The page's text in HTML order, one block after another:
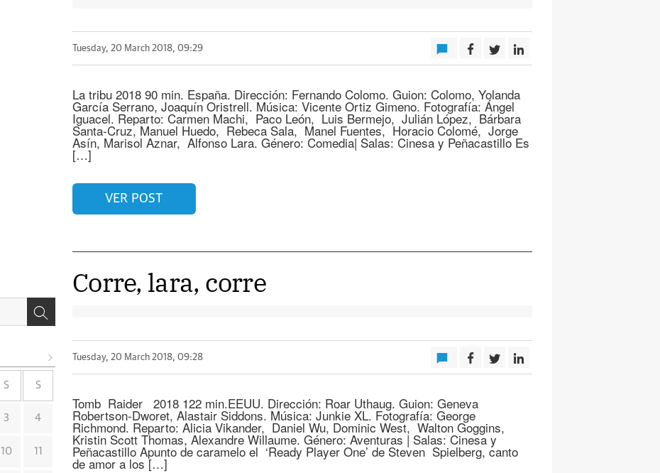
Tuesday, 20 March 2018, 09:29
La tribu 2018 90 min. España. Dirección: Fernando Colomo. Guion: Colomo, Yolanda
García Serrano, Joaquín Oristrell. Música: Vicente Ortiz Gimeno. Fotografía: Ángel
Iguacel. Reparto: Carmen Machi, Paco León, Luis Bermejo, Julián López, Bárbara
Santa-Cruz, Manuel Huedo, Rebeca Sala, Manel Fuentes, Horacio Colomé, Jorge
Asín, Marisol Aznar, Alfonso Lara. Género: Comedia| Salas: Cinesa y Peñacastillo Es
[…]
VER POST
Corre, lara, corre
Tuesday, 20 March 2018, 09:28
Tomb Raider 2018 122 min.EEUU. Dirección: Roar Uthaug. Guion: Geneva
Robertson-Dworet, Alastair Siddons. Música: Junkie XL. Fotografía: George
Richmond. Reparto: Alicia Vikander, Daniel Wu, Dominic West, Walton Goggins,
Kristin Scott Thomas, Alexandre Willaume. Género: Aventuras | Salas: Cinesa y
Peñacastillo Apunto de caramelo el ‘Ready Player One’ de Steven Spielberg, canto
de amor a los […]
S S
3 4
10 11